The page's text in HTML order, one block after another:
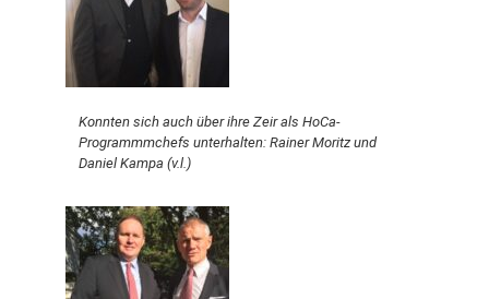
Konnten sich auch über ihre Zeir als HoCa-
Programmmchefs unterhalten: Rainer Moritz und
Daniel Kampa (v.l.)